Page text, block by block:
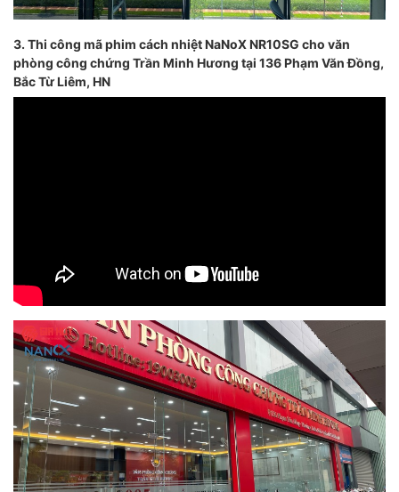
3. Thi công mã phim cách nhiệt NaNoX NR10SG cho văn
phòng công chứng Trần Minh Hương tại 136 Phạm Văn Đồng,
Bắc Từ Liêm, HN